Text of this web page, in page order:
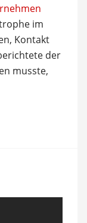
im
Kontakt
der
musste,